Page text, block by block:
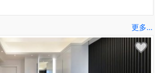
更多...